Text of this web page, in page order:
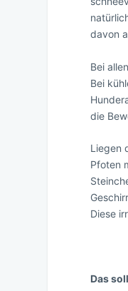
davon
Bei
Bei
die
Liegen
Pfoten
Diese
Das